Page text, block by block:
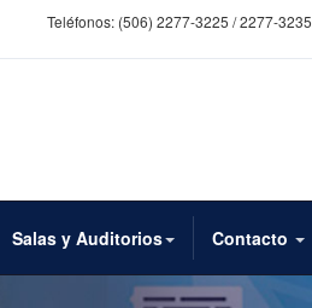
Teléfonos: (506) 2277-3225 / 2277-3235
Salas y Auditorios Contacto